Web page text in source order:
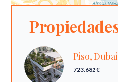
Piso, Dubai
723.682 €